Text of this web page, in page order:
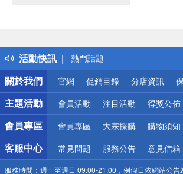
活動快訊
得獎公告
熱門話題
銀行優惠
偏遠地區配送
詐騙網頁！請小心！
關於我們
官網 促銷目錄 分店資訊
主題活動 會員活動 注目活動 得獎公佈
會員專區 會員專區 大宗採購 購物須知
客服中心 常見問題 服務公告 意見信箱
服務時間： 週一至週日 09:00-21:00，例假日依網站公告